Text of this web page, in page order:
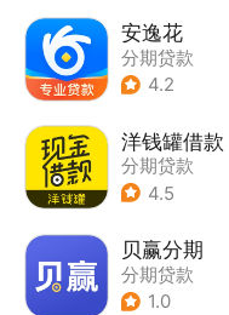
安逸花
分期贷款
4.2
洋钱罐借款
分期贷款
4.5
贝赢分期
分期贷款
1.0